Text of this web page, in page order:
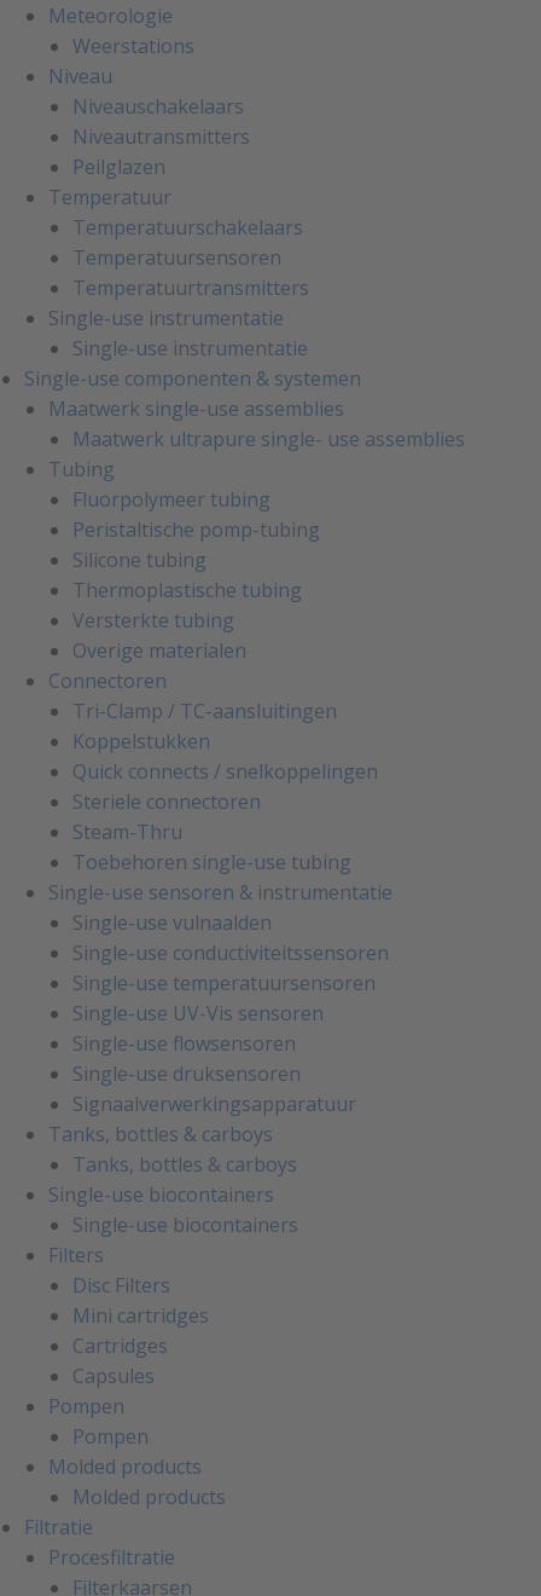
Meteorologie
Weerstations
Niveau
Niveauschakelaars
Niveautransmitters
Peilglazen
Temperatuur
Temperatuurschakelaars
Temperatuursensoren
Temperatuurtransmitters
Single-use instrumentatie
Single-use instrumentatie
Single-use componenten & systemen
Maatwerk single-use assemblies
Maatwerk ultrapure single- use assemblies
Tubing
Fluorpolymeer tubing
Peristaltische pomp-tubing
Silicone tubing
Thermoplastische tubing
Versterkte tubing
Overige materialen
Connectoren
Tri-Clamp / TC-aansluitingen
Koppelstukken
Quick connects / snelkoppelingen
Steriele connectoren
Steam-Thru
Toebehoren single-use tubing
Single-use sensoren & instrumentatie
Single-use vulnaalden
Single-use conductiviteitssensoren
Single-use temperatuursensoren
Single-use UV-Vis sensoren
Single-use flowsensoren
Single-use druksensoren
Signaalverwerkingsapparatuur
Tanks, bottles & carboys
Tanks, bottles & carboys
Single-use biocontainers
Single-use biocontainers
Filters
Disc Filters
Mini cartridges
Cartridges
Capsules
Pompen
Pompen
Molded products
Molded products
Filtratie
Procesfiltratie
Filterkaarsen